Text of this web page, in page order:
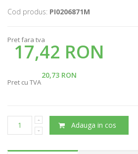
Cod produs: PI0206871M
Pret fara tva
17,42 RON
20,73 RON
Pret cu TVA
Adauga in cos